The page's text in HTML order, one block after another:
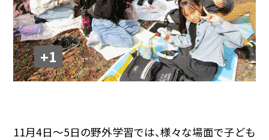
+1
11月4日～5日の野外学習では、様々な場面で子ども